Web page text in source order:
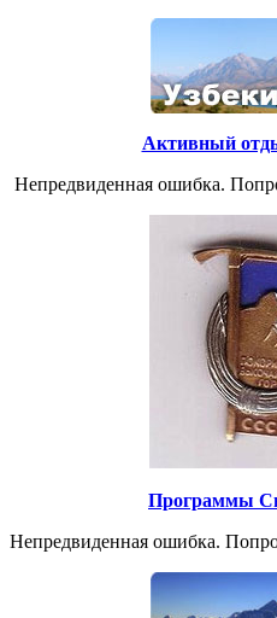
Активный
Непредвиденная ошибка.
Программы
Непредвиденная ошибка.